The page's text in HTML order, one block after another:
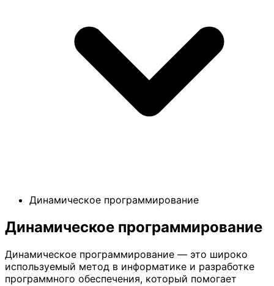
Динамическое программирование
Динамическое программирование
Динамическое программирование — это широко
используемый метод в информатике и разработке
программного обеспечения, который помогает